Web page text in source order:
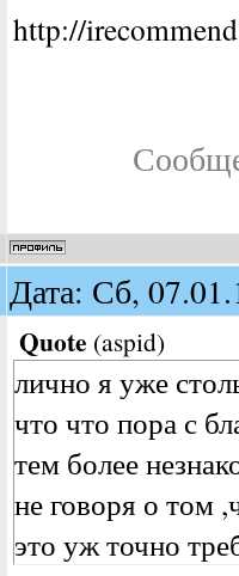
http://
Дата: Сб,
Quote (aspid)
лично я уже
что что пора с
тем более
не говоря о том
это уж точно